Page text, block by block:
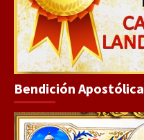
Bendición Apostólica